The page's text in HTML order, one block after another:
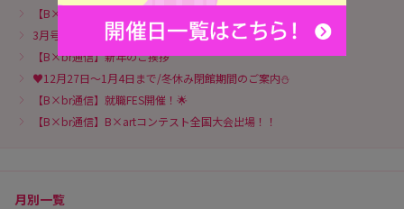
【B×br通信】2026年度入学式&歓迎会♥
3月号：B×brの卒業式・謝恩会♥
【B×br通信】新年のご挨拶
♥12月27日～1月4日まで/冬休み閉館期間のご案内⛄
【B×br通信】就職FES開催！🌟
【B×br通信】B×artコンテスト全国大会出場！！
月別一覧